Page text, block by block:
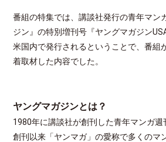
番組の特集では、講談社発行の青年マン
ジン』の特別増刊号『ヤングマガジン
米国内で発行されるということで、番組
着取材した内容でした。
ヤングマガジンとは？
1980年に講談社が創刊した青年マンガ週
創刊以来「ヤンマガ」の愛称で多くのマ